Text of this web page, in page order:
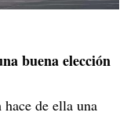
buena elección
de ella una